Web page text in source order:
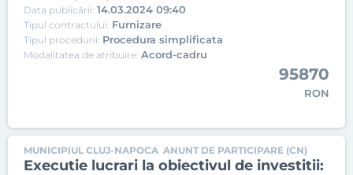
Data publicării: 14.03.2024 09:40
Tipul contractului: Furnizare
Tipul procedurii: Procedura simplificata
Modalitatea de atribuire: Acord-cadru
95870
RON
MUNICIPIUL CLUJ-NAPOCA ANUNT DE PARTICIPARE (CN)
Executie lucrari la obiectivul de investitii: